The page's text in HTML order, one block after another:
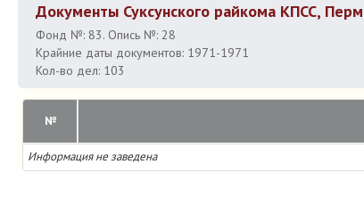
Документы Суксунского райкома КПСС,
Фонд №: 83. Опись №: 28
Крайние даты документов: 1971-1971
Кол-во дел: 103
№
Информация не заведена